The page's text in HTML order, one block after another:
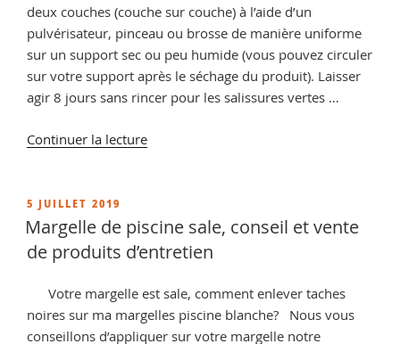
deux couches (couche sur couche) à l’aide d’un
pulvérisateur, pinceau ou brosse de manière uniforme
sur un support sec ou peu humide (vous pouvez circuler
sur votre support après le séchage du produit). Laisser
agir 8 jours sans rincer pour les salissures vertes …
Continuer la lecturede
conseils
et
de
décapant
pour
PUBLIÉ
LE
5 JUILLET 2019
Margelle de piscine sale, conseil et vente
de produits d’entretien
Votre margelle est sale, comment enlever taches
noires sur ma margelles piscine blanche? Nous vous
conseillons d’appliquer sur votre margelle notre